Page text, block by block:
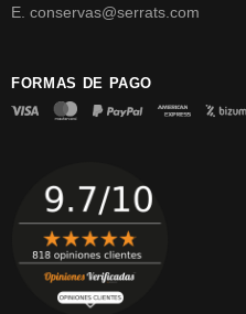
E. conservas@serrats.com
FORMAS DE PAGO